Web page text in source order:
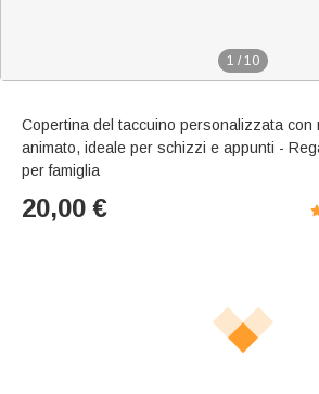
1 / 10
Copertina del taccuino personalizzata con
animato, ideale per schizzi e appunti -
per famiglia
20,00 €